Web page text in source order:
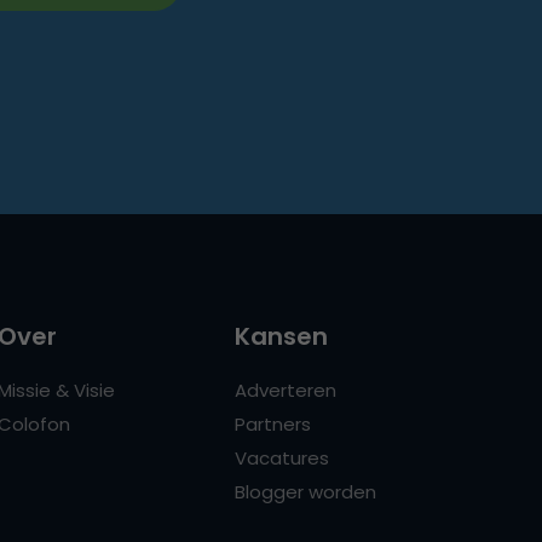
& Visie
Kansen
Adverteren
Partners
Vacatures
Blogger worden